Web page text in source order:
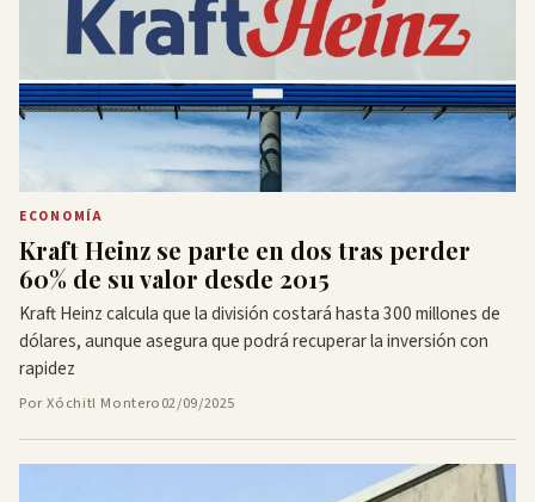
ECONOMÍA
Kraft Heinz se parte en dos tras perder
60% de su valor desde 2015
Kraft Heinz calcula que la división costará hasta 300 millones de
dólares, aunque asegura que podrá recuperar la inversión con
rapidez
Por Xóchitl Montero02/09/2025